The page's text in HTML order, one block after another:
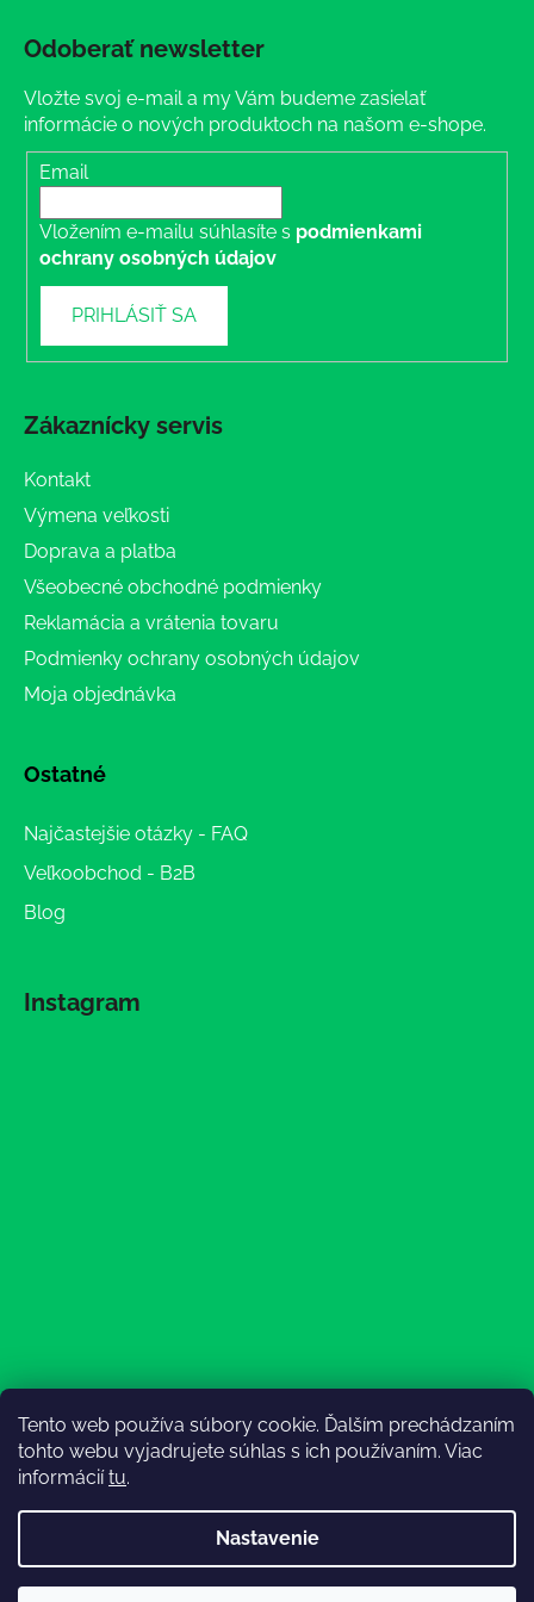
Tento web používa súbory cookie. Ďalším prechádzaním
tohto webu vyjadrujete súhlas s ich používaním. Viac
informáciítu.
Nastavenie
Odoberať newsletter
Vložte svoj e-mail a my Vám budeme zasielať
informácie o nových produktoch na našom e-shope.
Email
Vložením e-mailu súhlasíte s podmienkami
ochrany osobných údajov
PRIHLÁSIŤ SA
Zákaznícky servis
Kontakt
Výmena veľkosti
Doprava a platba
Všeobecné obchodné podmienky
Reklamácia a vrátenia tovaru
Podmienky ochrany osobných údajov
Moja objednávka
Ostatné
Najčastejšie otázky - FAQ
Veľkoobchod - B2B
Blog
Instagram
Sledovať na Instagrame